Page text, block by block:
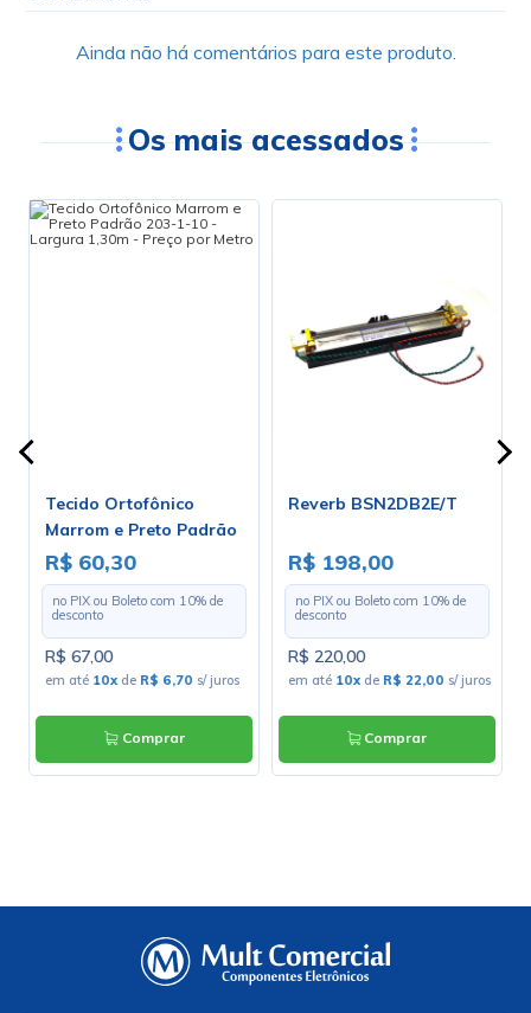
Ainda não há comentários para este produto.
Os mais acessados
Tecido Ortofônico
Marrom e Preto Padrão
203-1-10 - Largura 1,30m
- Preço por Metro
R$ 60,30
no PIX ou Boleto com 10% de
desconto
R$ 67,00
em até 10xde R$ 6,70 s/ juros
Comprar
Reverb BSN2DB2E/T
R$ 198,00
no PIX ou Boleto com 10% de
desconto
R$ 220,00
em até 10xde R$ 22,00 s/ juros
Comprar